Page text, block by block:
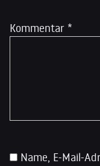
Kommentar *
Name, E-Mail-